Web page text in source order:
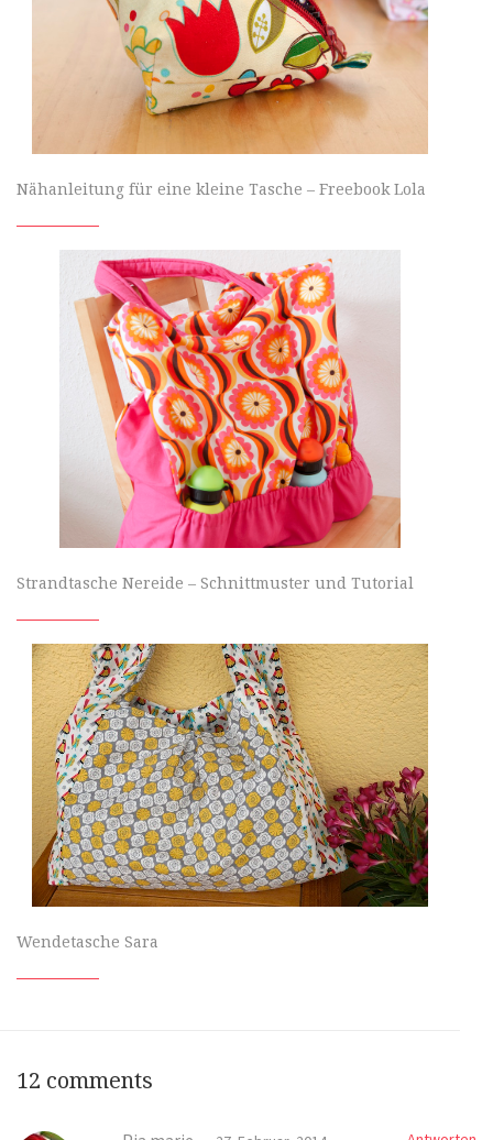
Nähanleitung für eine kleine Tasche – Freebook Lola
Strandtasche Nereide – Schnittmuster und Tutorial
Wendetasche Sara
12 comments